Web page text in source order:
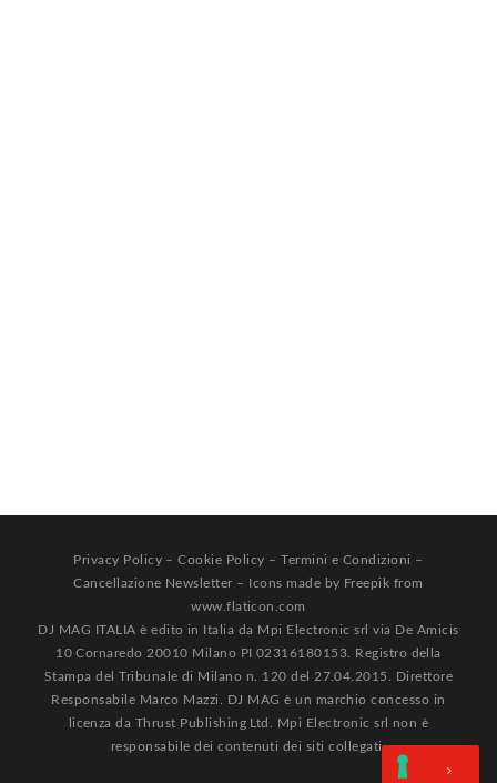
Privacy Policy –Cookie Policy –Termini e Condizioni –
Cancellazione Newsletter – Icons made by Freepik from
www.flaticon.com
DJ MAG ITALIA è edito in Italia da Mpi Electronic srl via De Amicis
10 Cornaredo 20010 Milano PI 02316180153. Registro della
Stampa del Tribunale di Milano n. 120 del 27.04.2015. Direttore
Responsabile Marco Mazzi. DJ MAG è un marchio concesso in
licenza da Thrust Publishing Ltd. Mpi Electronic srl non è
responsabile dei contenuti dei siti collegati.